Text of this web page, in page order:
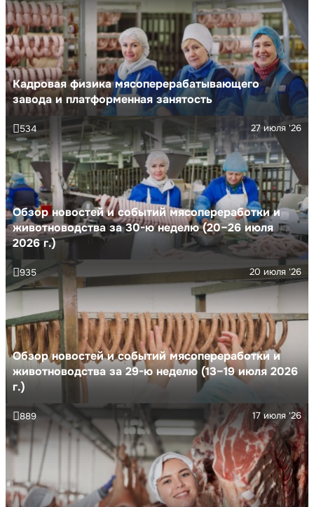
Кадровая физика мясоперерабатывающего
завода и платформенная занятость
Обзор новостей и событий мясопереработки и
животноводства за 30-ю неделю (20–26 июля
2026 г.)
27 июля '26
534
Обзор новостей и событий мясопереработки и
животноводства за 29-ю неделю (13–19 июля 2026
г.)
20 июля '26
935
17 июля '26
889